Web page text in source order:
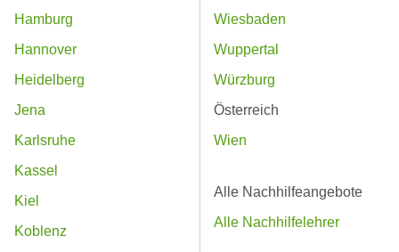
Hamburg
Hannover
Heidelberg
Jena
Karlsruhe
Kassel
Kiel
Koblenz
Wiesbaden
Wuppertal
Würzburg
Österreich
Wien
Alle Nachhilfeangebote
Alle Nachhilfelehrer